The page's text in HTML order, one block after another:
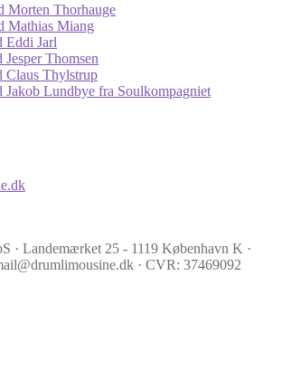
Morten Thorhauge
Mathias Miang
Eddi Jarl
Thomsen
Claus Thylstrup
Jakob Lundbye fra Soulkompagniet
· Landemærket 25 - 1119 København K ·
· CVR: 37469092